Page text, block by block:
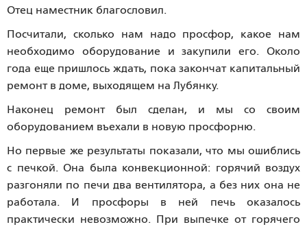
Отец наместник благословил.
Посчитали, сколько нам надо просфор, какое нам
необходимо оборудование и закупили его. Около
года еще пришлось ждать, пока закончат капитальный
ремонт в доме, выходящем на Лубянку.
Наконец ремонт был сделан, и мы со своим
оборудованием въехали в новую просфорню.
Но первые же результаты показали, что мы ошиблись
с печкой. Она была конвекционной: горячий воздух
разгоняли по печи два вентилятора, а без них она не
работала. И просфоры в ней печь оказалось
практически невозможно. При выпечке от горячего